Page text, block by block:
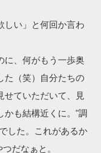
しい」と何回か言わ
に、何がもう一歩奥
た（笑）自分たちの
せていただいて、見
かも結構近くに。"調
した。これがあるか
だなぁと。